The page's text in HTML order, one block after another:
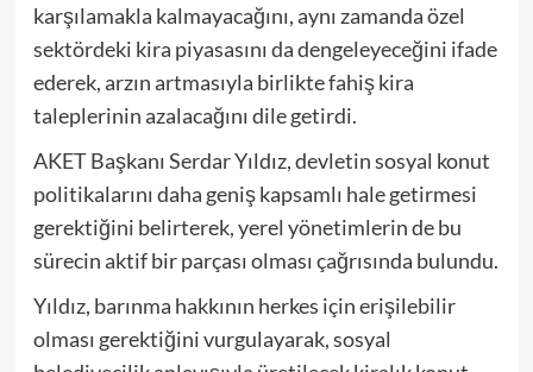
karşılamakla kalmayacağını, aynı zamanda özel
sektördeki kira piyasasını da dengeleyeceğini ifade
ederek, arzın artmasıyla birlikte fahiş kira
taleplerinin azalacağını dile getirdi.
AKET Başkanı Serdar Yıldız, devletin sosyal konut
politikalarını daha geniş kapsamlı hale getirmesi
gerektiğini belirterek, yerel yönetimlerin de bu
sürecin aktif bir parçası olması çağrısında bulundu.
Yıldız, barınma hakkının herkes için erişilebilir
olması gerektiğini vurgulayarak, sosyal